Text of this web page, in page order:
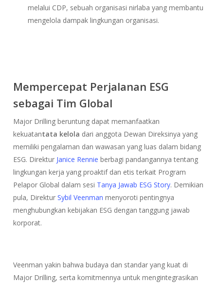
melalui CDP, sebuah organisasi nirlaba yang membantu
mengelola dampak lingkungan organisasi.
Mempercepat Perjalanan ESG
sebagai Tim Global
Major Drilling beruntung dapat memanfaatkan
kekuatantata kelola dari anggota Dewan Direksinya yang
memiliki pengalaman dan wawasan yang luas dalam bidang
ESG. Direktur Janice Rennie berbagi pandangannya tentang
lingkungan kerja yang proaktif dan etis terkait Program
Pelapor Global dalam sesi Tanya Jawab ESG Story. Demikian
pula, Direktur Sybil Veenman menyoroti pentingnya
menghubungkan kebijakan ESG dengan tanggung jawab
korporat.
Veenman yakin bahwa budaya dan standar yang kuat di
Major Drilling, serta komitmennya untuk mengintegrasikan